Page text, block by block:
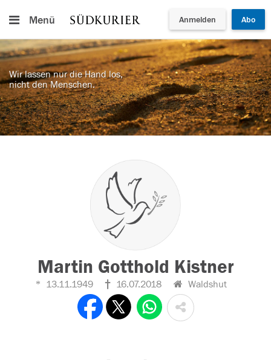
Menü Anmelden Abo
Wir lassen nur die Hand los,
nicht den Menschen.
Martin Gotthold Kistner
13.11.1949 16.07.2018 Waldshut